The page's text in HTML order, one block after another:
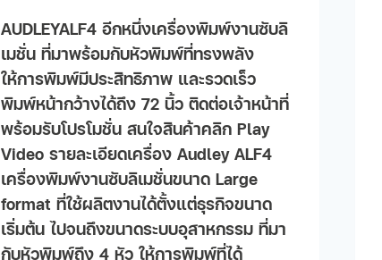
AUDLEYALF4 อีกหนึ่งเครื่องพิมพ์งานซับลิ
เมชั่น ที่มาพร้อมกับหัวพิมพ์ที่ทรงพลัง
ให้การพิมพ์มีประสิทธิภาพ และรวดเร็ว
พิมพ์หน้ากว้างได้ถึง 72 นิ้ว ติดต่อเจ้าหน้าที่
พร้อมรับโปรโมชั่น สนใจสินค้าคลิก Play
Video รายละเอียดเครื่อง Audley ALF4
เครื่องพิมพ์งานซับลิเมชั่นขนาด Large
format ที่ใช้ผลิตงานได้ตั้งแต่ธุรกิจขนาด
เริ่มต้น ไปจนถึงขนาดระบบอุสาหกรรม ที่มา
กับหัวพิมพ์ถึง 4 หัว ให้การพิมพ์ที่ได้